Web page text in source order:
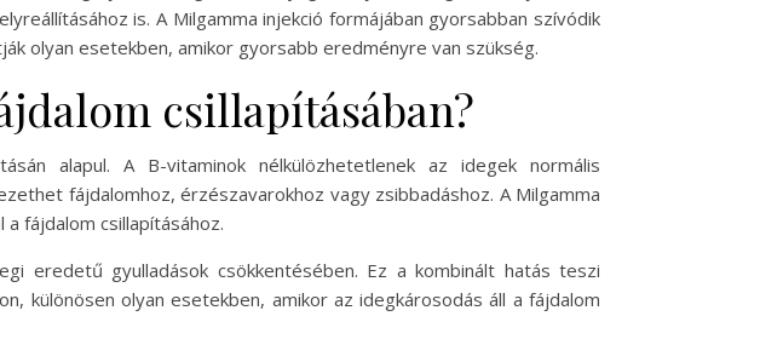
is. A Milgamma injekció formájában gyorsabban szívódik
olyan esetekben, amikor gyorsabb eredményre van szükség.
csillapításában?
alapul. A B-vitaminok nélkülözhetetlenek az idegek normális
fájdalomhoz, érzészavarokhoz vagy zsibbadáshoz. A Milgamma
fájdalom csillapításához.
eredetű gyulladások csökkentésében. Ez a kombinált hatás teszi
különösen olyan esetekben, amikor az idegkárosodás áll a fájdalom